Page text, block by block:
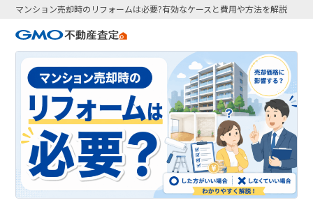
マンション売却時のリフォームは必要?有効なケースと費用や方法を解説